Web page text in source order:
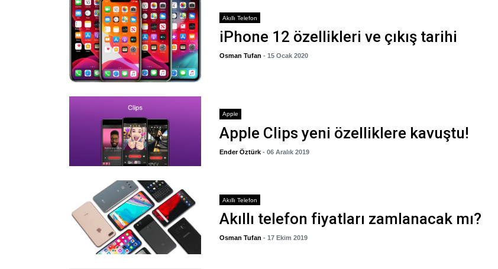
Akıllı Telefon
iPhone 12 özellikleri ve çıkış tarihi
Osman Tufan - 15 Ocak 2020
Apple
Apple Clips yeni özelliklere kavuştu!
Ender Öztürk - 06 Aralık 2019
Akıllı Telefon
Akıllı telefon fiyatları zamlanacak mı?
Osman Tufan - 17 Ekim 2019